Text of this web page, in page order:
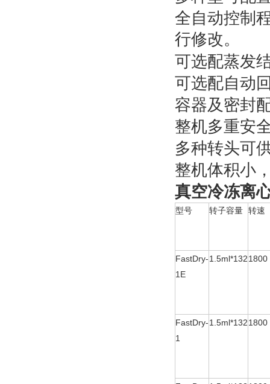
全自动控制
行修改。
可选配蒸发
可选配自动
容器及密封
整机多重安
多种转头可
整机体积小
真空冷冻离
型号 转子容量 转速
FastDry-
1E
1.5ml*1321800
FastDry-
1
1.5ml*1321800